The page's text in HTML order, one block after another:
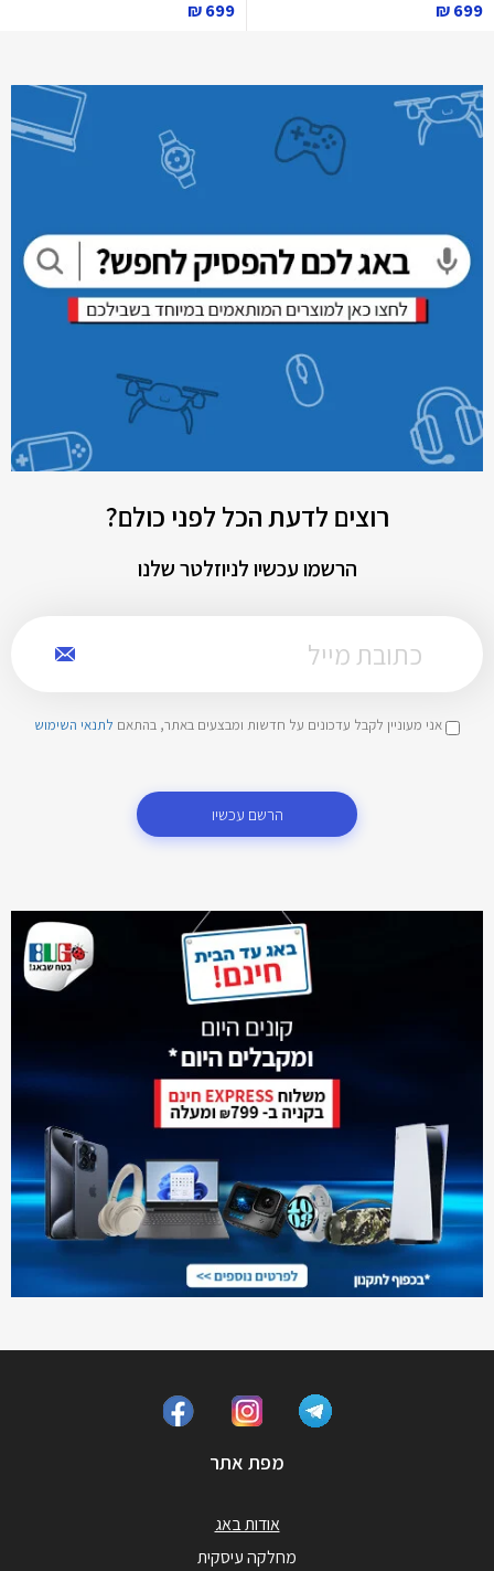
699 ₪
699 ₪
רוצים לדעת הכל לפני כולם?
הרשמו עכשיו לניוזלטר שלנו
אני מעוניין לקבל עדכונים על חדשות ומבצעים באתר, בהתאם לתנאי השימוש
הרשם עכשיו
מפת אתר
אודות באג
מחלקה עיסקית